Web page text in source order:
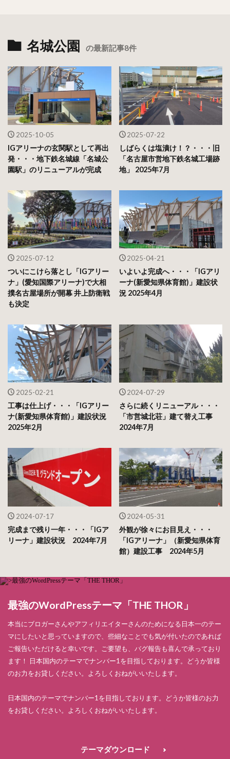
名城公園 の最新記事8件
2025-10-05
IGアリーナの玄関駅として再出
発・・・地下鉄名城線「名城公
園駅」のリニューアルが完成
2025-07-22
しばらくは塩漬け！？・・・旧
「名古屋市営地下鉄名城工場跡
地」 2025年7月
2025-07-12
ついにこけら落とし「IGアリー
ナ」(愛知国際アリーナ)で大相
撲名古屋場所が開幕 井上防衛戦
も決定
2025-04-21
いよいよ完成へ・・・「IGアリ
ーナ(新愛知県体育館)」建設状
況 2025年4月
2025-02-21
工事は仕上げ・・・「IGアリー
ナ(新愛知県体育館)」建設状況
2025年2月
2024-07-29
さらに続くリニューアル・・・
「市営城北荘」建て替え工事
2024年7月
2024-07-17
完成まで残り一年・・・「IGア
リーナ」建設状況 2024年7月
2024-05-31
外観が徐々にお目見え・・・
「IGアリーナ」（新愛知県体育
館）建設工事 2024年5月
最強のWordPressテーマ「THE THOR」
本当にブロガーさんやアフィリエイターさんのためになる日本一のテー
マにしたいと思っていますので、些細なことでも気が付いたのであれば
ご報告いただけると幸いです。ご要望も、バグ報告も喜んで承っており
ます！ 日本国内のテーマでナンバー1を目指しております。どうか皆様
のお力をお貸しください。よろしくおねがいいたします。
日本国内のテーマでナンバー1を目指しております。どうか皆様のお力
をお貸しください。よろしくおねがいいたします。
テーマダウンロード